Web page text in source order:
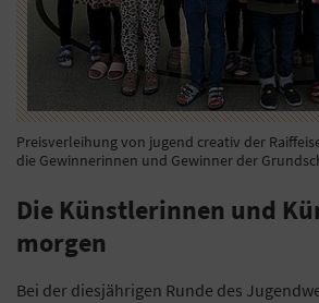
Preisverleihung von jugend creativ der
die Gewinnerinnen und Gewinner der
Die Künstlerinnen und
morgen
Bei der diesjährigen Runde des